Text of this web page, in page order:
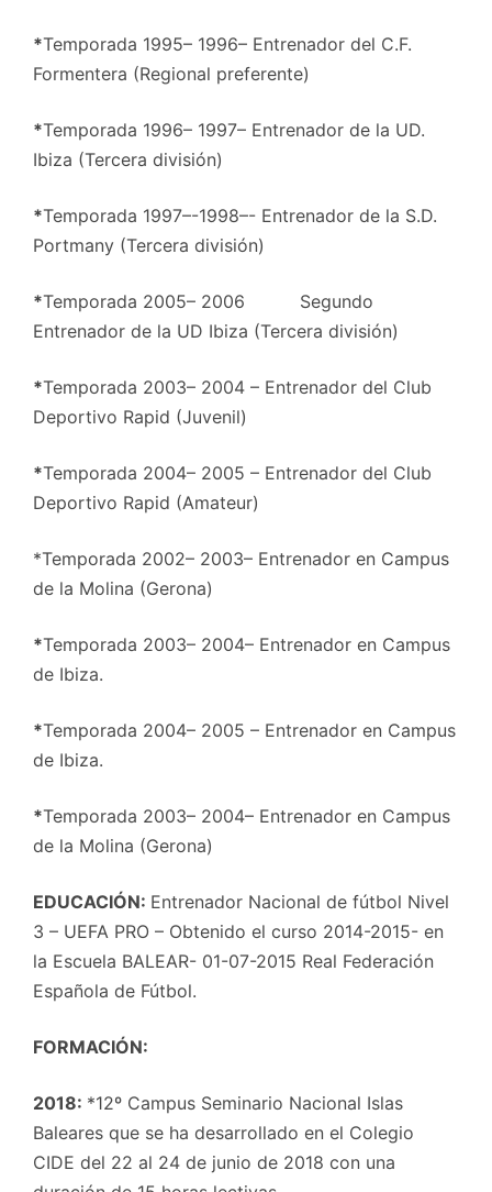
*Temporada 1995– 1996– Entrenador del C.F.
Formentera (Regional preferente)
*Temporada 1996– 1997– Entrenador de la UD.
Ibiza (Tercera división)
*Temporada 1997–-1998–- Entrenador de la S.D.
Portmany (Tercera división)
*Temporada 2005– 2006 Segundo
Entrenador de la UD Ibiza (Tercera división)
*Temporada 2003– 2004 – Entrenador del Club
Deportivo Rapid (Juvenil)
*Temporada 2004– 2005 – Entrenador del Club
Deportivo Rapid (Amateur)
*Temporada 2002– 2003– Entrenador en Campus
de la Molina (Gerona)
*Temporada 2003– 2004– Entrenador en Campus
de Ibiza.
*Temporada 2004– 2005 – Entrenador en Campus
de Ibiza.
*Temporada 2003– 2004– Entrenador en Campus
de la Molina (Gerona)
EDUCACIÓN: Entrenador Nacional de fútbol Nivel
3 – UEFA PRO – Obtenido el curso 2014-2015- en
la Escuela BALEAR- 01-07-2015 Real Federación
Española de Fútbol.
FORMACIÓN:
2018: *12º Campus Seminario Nacional Islas
Baleares que se ha desarrollado en el Colegio
CIDE del 22 al 24 de junio de 2018 con una